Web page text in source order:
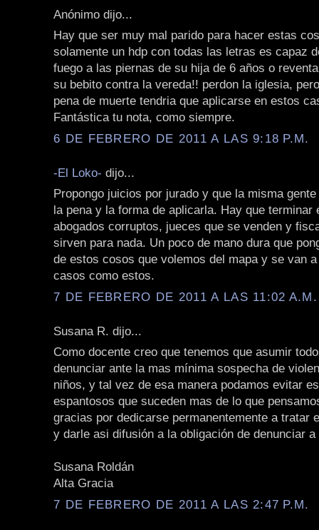
Anónimo dijo...
Hay que ser muy mal parido para hacer estas
solamente un hdp con todas las letras es capaz
fuego a las piernas de su hija de 6 años o
su bebito contra la vereda!! perdon la iglesia,
pena de muerte tendria que aplicarse en estos
Fantástica tu nota, como siempre.
6 DE FEBRERO DE 2011 A LAS 9:18 P.M.
-El Loko- dijo...
Propongo juicios por jurado y que la misma
la pena y la forma de aplicarla. Hay que terminar
abogados corruptos, jueces que se venden y
sirven para nada. Un poco de mano dura que
de estos cosos que volemos del mapa y se van
casos como estos.
7 DE FEBRERO DE 2011 A LAS 11:02 A.M.
Susana R. dijo...
Como docente creo que tenemos que asumir
denunciar ante la mas mínima sospecha de
niños, y tal vez de esa manera podamos evitar
espantosos que suceden mas de lo que
gracias por dedicarse permanentemente a tratar
y darle asi difusión a la obligación de denunciar a
Susana Roldán
Alta Gracia
7 DE FEBRERO DE 2011 A LAS 2:47 P.M.